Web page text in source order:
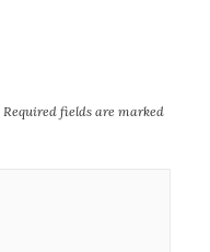
Required fields are marked